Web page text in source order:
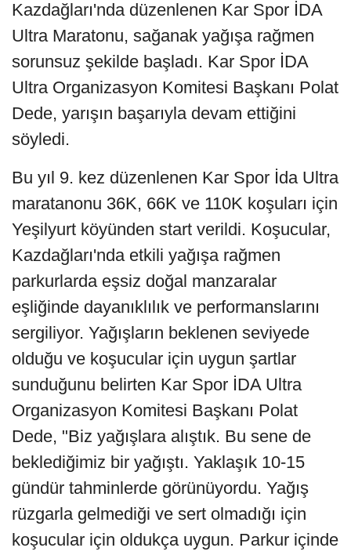
Kazdağları'nda düzenlenen Kar Spor İDA
Ultra Maratonu, sağanak yağışa rağmen
sorunsuz şekilde başladı. Kar Spor İDA
Ultra Organizasyon Komitesi Başkanı Polat
Dede, yarışın başarıyla devam ettiğini
söyledi.
Bu yıl 9. kez düzenlenen Kar Spor İda Ultra
maratanonu 36K, 66K ve 110K koşuları için
Yeşilyurt köyünden start verildi. Koşucular,
Kazdağları'nda etkili yağışa rağmen
parkurlarda eşsiz doğal manzaralar
eşliğinde dayanıklılık ve performanslarını
sergiliyor. Yağışların beklenen seviyede
olduğu ve koşucular için uygun şartlar
sunduğunu belirten Kar Spor İDA Ultra
Organizasyon Komitesi Başkanı Polat
Dede, "Biz yağışlara alıştık. Bu sene de
beklediğimiz bir yağıştı. Yaklaşık 10-15
gündür tahminlerde görünüyordu. Yağış
rüzgarla gelmediği ve sert olmadığı için
koşucular için oldukça uygun. Parkur içinde